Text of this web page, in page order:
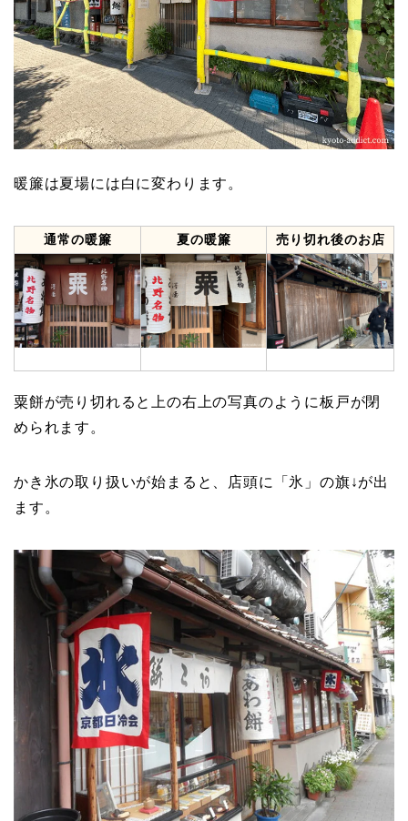
暖簾は夏場には白に変わります。
通常の暖簾 夏の暖簾 売り切れ後のお店
粟餅が売り切れると上の右上の写真のように板戸が閉
められます。
かき氷の取り扱いが始まると、店頭に「氷」の旗↓が出
ます。